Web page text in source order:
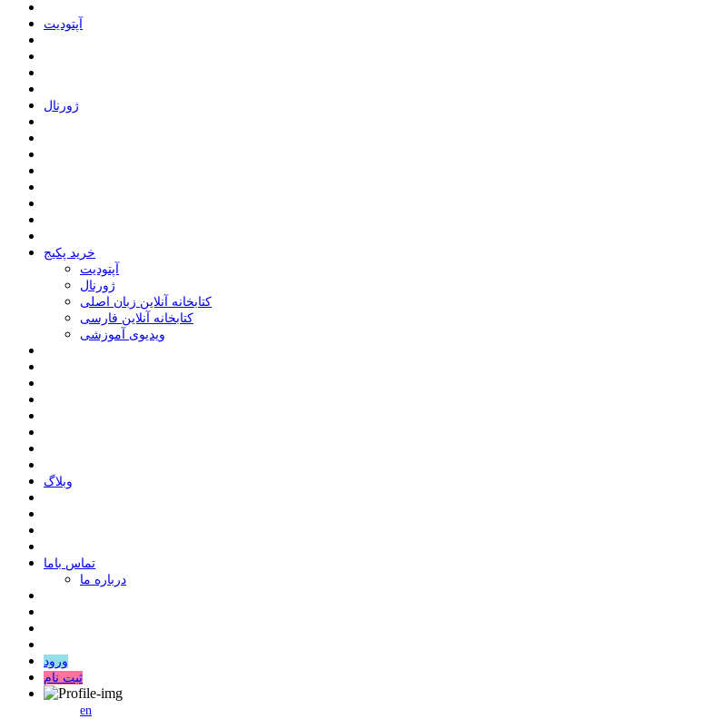
ﺁﭘﺘﻮﺩﯾﺖ
ﮊﻭﺭﻧﺎﻝ
خرید پکیج
ﺁﭘﺘﻮﺩﯾﺖ
ﮊﻭﺭﻧﺎﻝ
کتابخانه آنلاین زبان اصلی
کتابخانه آنلاین فارسی
ویدیوی آموزشی
وبلاگ
ﺗﻤﺎﺱ ﺑﺎﻣﺎ
درباره ما
ورود
ثبت نام
en